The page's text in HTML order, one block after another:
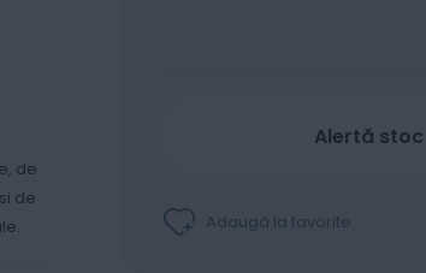
de
de
Alertă stoc
Adaugă la favorite